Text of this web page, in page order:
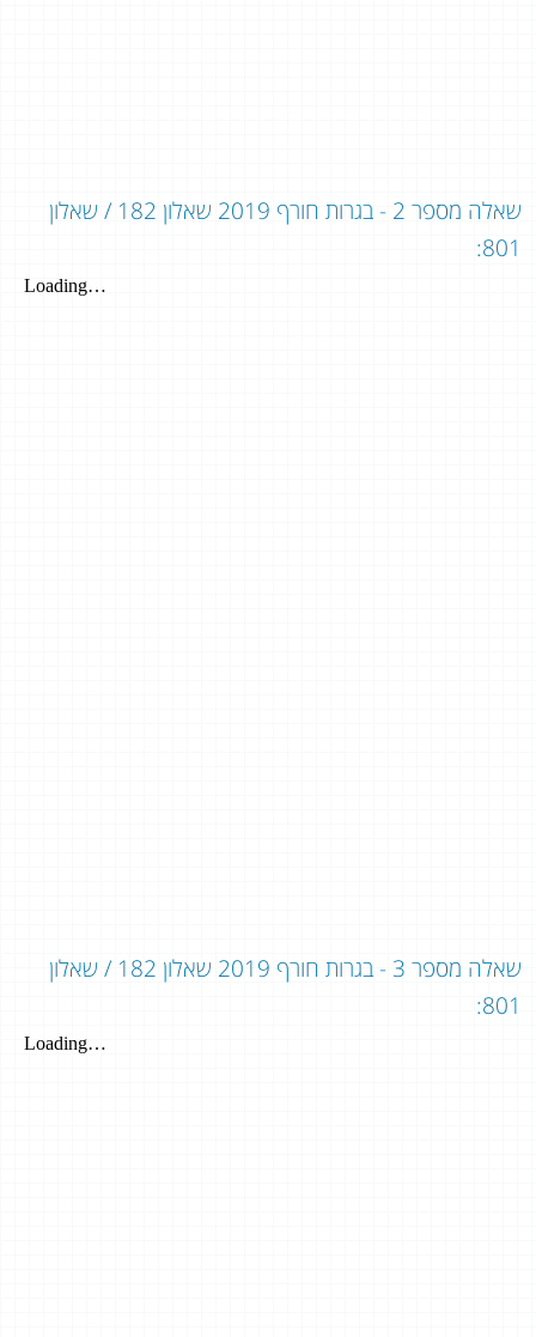
שאלה מספר 2 - בגרות חורף 2019 שאלון 182 / שאלון
801:
שאלה מספר 3 - בגרות חורף 2019 שאלון 182 / שאלון
801: